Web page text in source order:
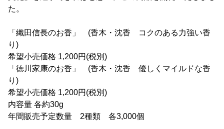
た。
「織田信長のお香」 (香木・沈香 コクのある力強い香
り)
希望小売価格 1,200円(税別)
「徳川家康のお香」 (香木・沈香 優しくマイルドな香
り)
希望小売価格 1,200円(税別)
内容量 各約30g
年間販売予定数量 2種類 各3,000個